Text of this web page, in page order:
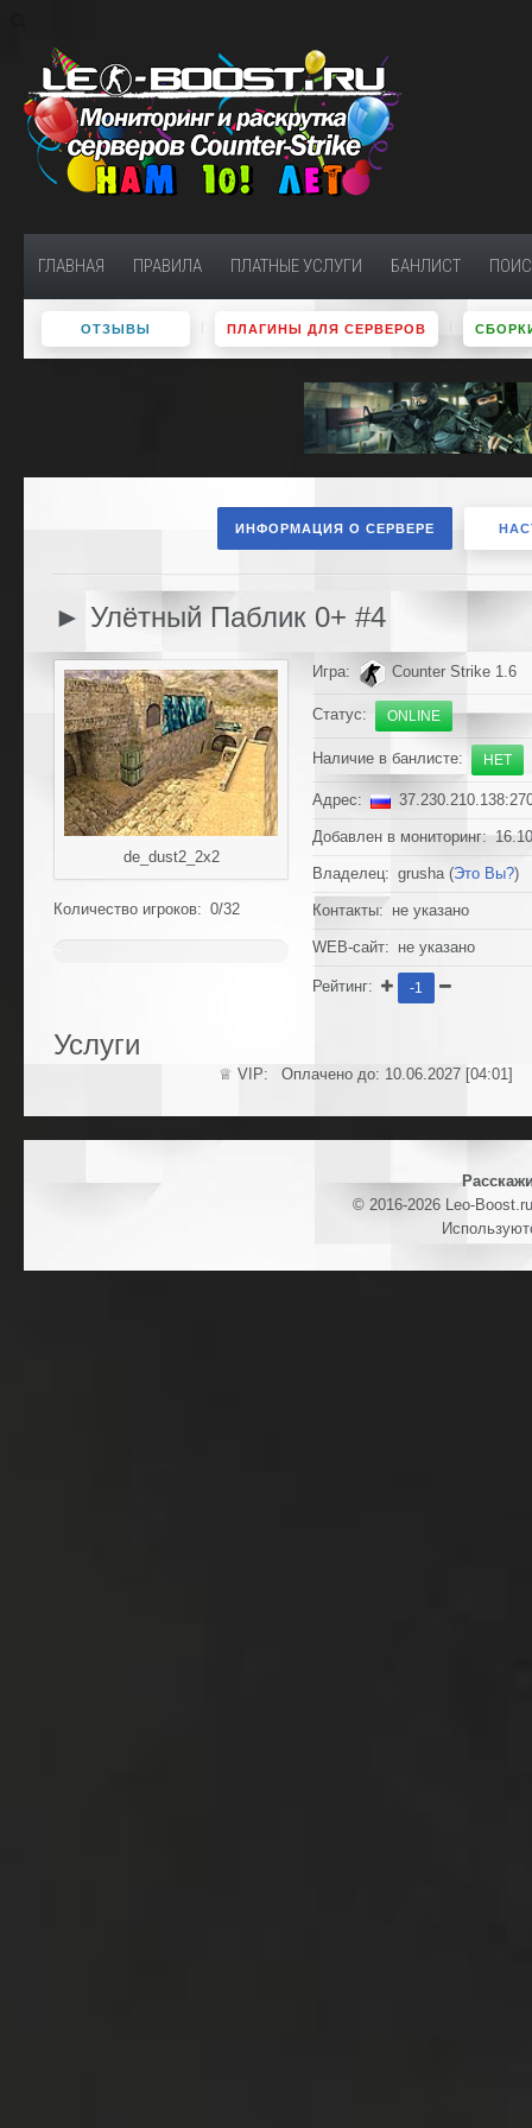
ГЛАВНАЯ ПРАВИЛА ПЛАТНЫЕ УСЛУГИ БАНЛИСТ
ОТЗЫВЫ ПЛАГИНЫ ДЛЯ СЕРВЕРОВ
ИНФОРМАЦИЯ О СЕРВЕРЕ
► Улётный Паблик 0+ #4
de_dust2_2x2
Количество игроков: 0/32
Игра: Counter Strike 1.6
Статус: ONLINE
Наличие в банлисте: НЕТ
Адрес:
Добавлен в мониторинг:
Владелец: grusha (Это Вы?)
Контакты: не указано
WEB-сайт: не указано
Рейтинг: -1
Услуги
♕ VIP: Оплачено до: 10.06.2027 [04:01]
© 2016-2026 Leo-